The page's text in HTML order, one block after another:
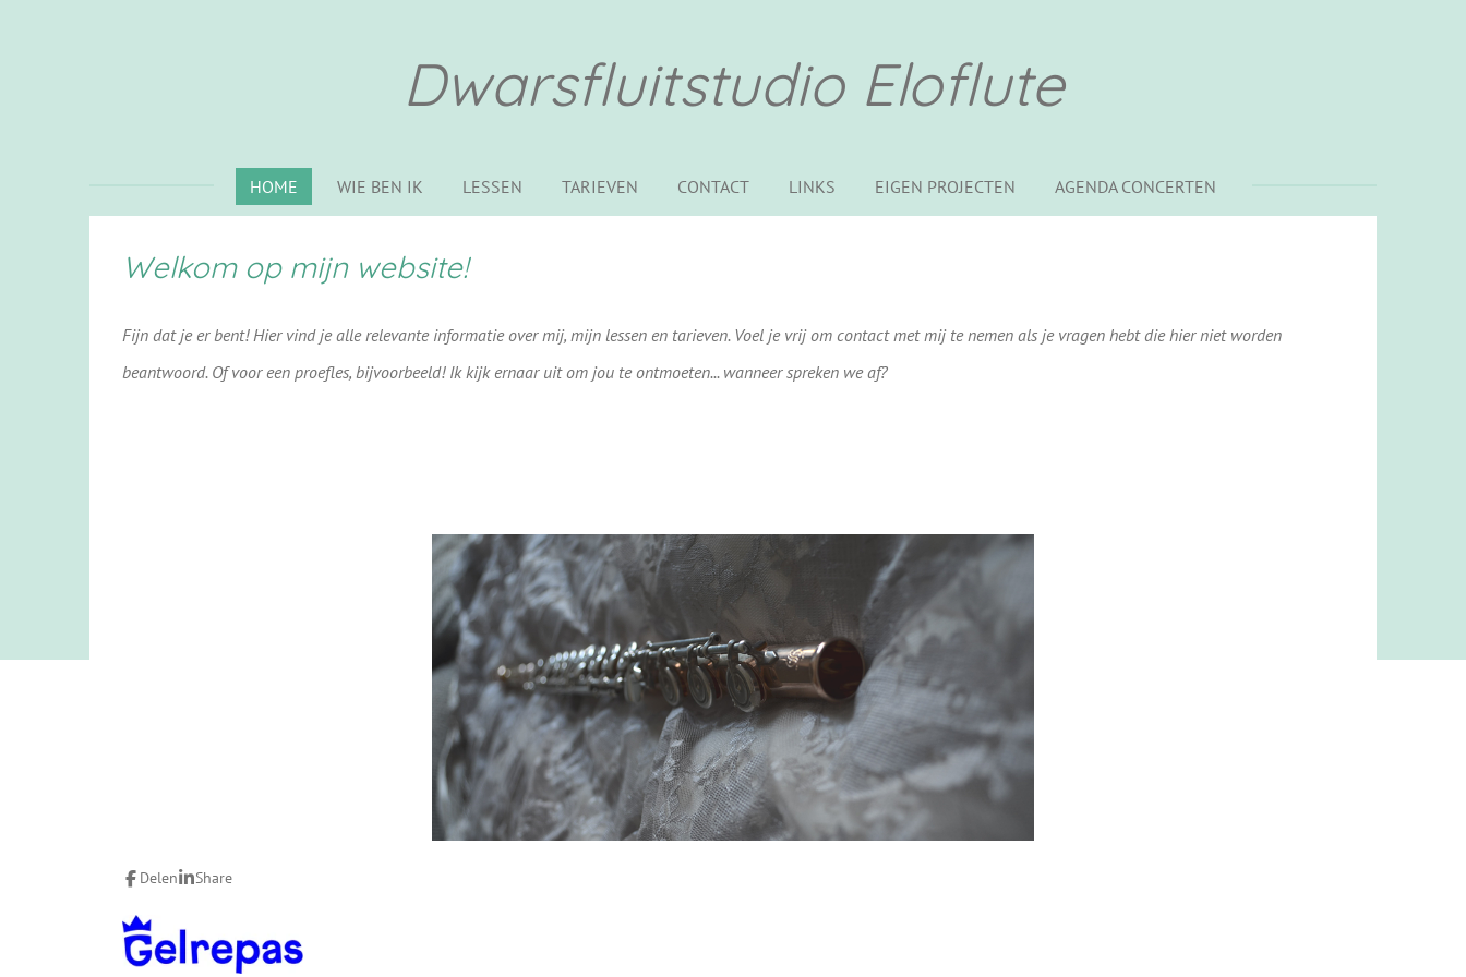
Dwarsfluitstudio Eloflute
HOME WIE BEN IK LESSEN TARIEVEN CONTACT LINKS EIGEN PROJECTEN AGENDA CONCERTEN
Welkom op mijn website!
Fijn dat je er bent! Hier vind je alle relevante informatie over mij, mijn lessen en tarieven. Voel je vrij om contact met mij te nemen als je vragen hebt die hier niet worden
beantwoord. Of voor een proefles, bijvoorbeeld! Ik kijk ernaar uit om jou te ontmoeten... wanneer spreken we af?
Delen Share